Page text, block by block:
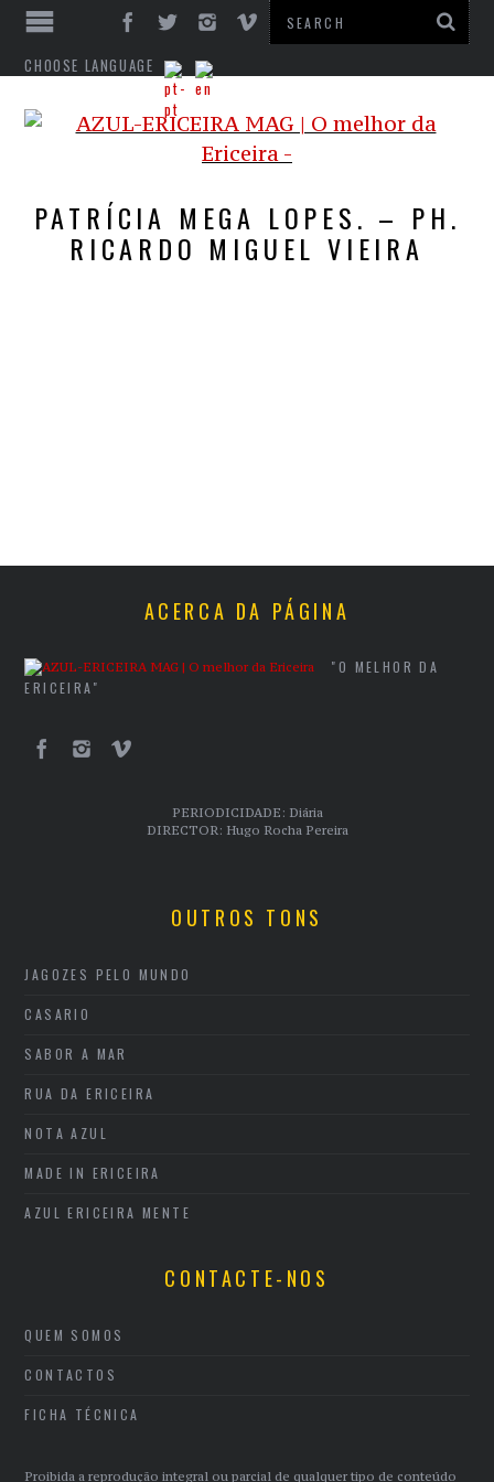
CHOOSE LANGUAGE
PATRÍCIA MEGA LOPES. – PH.
RICARDO MIGUEL VIEIRA
ACERCA DA PÁGINA
"O MELHOR DA
ERICEIRA"
PERIODICIDADE: Diária
DIRECTOR: Hugo Rocha Pereira
OUTROS TONS
JAGOZES PELO MUNDO
CASARIO
SABOR A MAR
RUA DA ERICEIRA
NOTA AZUL
MADE IN ERICEIRA
AZUL ERICEIRA MENTE
CONTACTE-NOS
QUEM SOMOS
CONTACTOS
FICHA TÉCNICA
Proibida a reprodução integral ou parcial de qualquer tipo de conteúdo